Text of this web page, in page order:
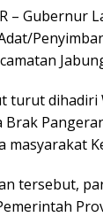
– Gubernur
turut dihadiri
Brak
masyarakat
tersebut,